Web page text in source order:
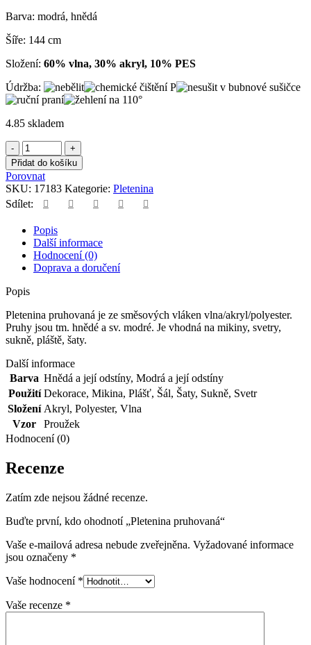
Barva: modrá, hnědá
Šíře: 144 cm
Složení: 60% vlna, 30% akryl, 10% PES
Údržba:
4.85 skladem
Pletenina
pruhovaná
množství
Přidat do košíku
Porovnat
SKU: 17183 Kategorie: Pletenina
Sdílet:
Popis
Další informace
Hodnocení (0)
Doprava a doručení
Popis
Pletenina pruhovaná je ze směsových vláken vlna/akryl/polyester.
Pruhy jsou tm. hnědé a sv. modré. Je vhodná na mikiny, svetry,
sukně, pláště, šaty.
Další informace
Barva Hnědá a její odstíny, Modrá a její odstíny
Použití Dekorace, Mikina, Plášť, Šál, Šaty, Sukně, Svetr
Složení Akryl, Polyester, Vlna
Vzor
Proužek
Hodnocení (0)
Recenze
Zatím zde nejsou žádné recenze.
Buďte první, kdo ohodnotí „Pletenina pruhovaná“
Vaše e-mailová adresa nebude zveřejněna. Vyžadované informace
jsou označeny *
Vaše hodnocení *
Vaše recenze *